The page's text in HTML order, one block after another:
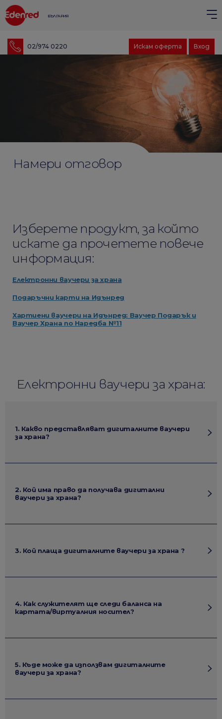
БЪЛГАРИЯ
02/974 0220 Вход
Искам оферта
Намери отговор
Изберете продукт, за който
искате да прочетете повече
информация:
Електронни ваучери за храна
Подаръчни карти на Идънред
Хартиени ваучери на Идънред: Ваучер Подарък и
Ваучер Храна по Наредба №11
Електронни ваучери за храна:
1. Какво представляват дигиталните ваучери
за храна?
2. Кой има право да получава дигитални
ваучери за храна?
3. Кой плаща дигиталните ваучери за храна ?
4. Как служителят ще следи баланса на
картата/виртуалния носител?
5. Къде може да използвам дигиталните
ваучери за храна?